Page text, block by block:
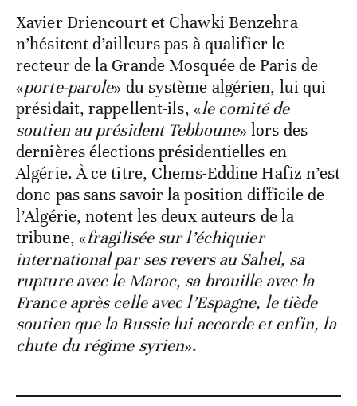
Xavier Driencourt et Chawki Benzehra
n’hésitent d’ailleurs pas à qualifier le
recteur de la Grande Mosquée de Paris de
«porte-parole» du système algérien, lui qui
présidait, rappellent-ils, «le comité de
soutien au président Tebboune» lors des
dernières élections présidentielles en
Algérie. À ce titre, Chems-Eddine Hafiz n’est
donc pas sans savoir la position difficile de
l’Algérie, notent les deux auteurs de la
tribune, «fragilisée sur l’échiquier
international par ses revers au Sahel, sa
rupture avec le Maroc, sa brouille avec la
France après celle avec l’Espagne, le tiède
soutien que la Russie lui accorde et enfin, la
chute du régime syrien».